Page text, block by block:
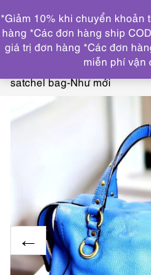
Trang chủ THƯƠNG HIỆU
4224-Túi xách tay/
satchel bag-Như mới
*Giảm 10% khi chuyển khoản
hàng *Các đơn hàng ship
giá trị đơn hàng *Các đơn
miễn phí vận